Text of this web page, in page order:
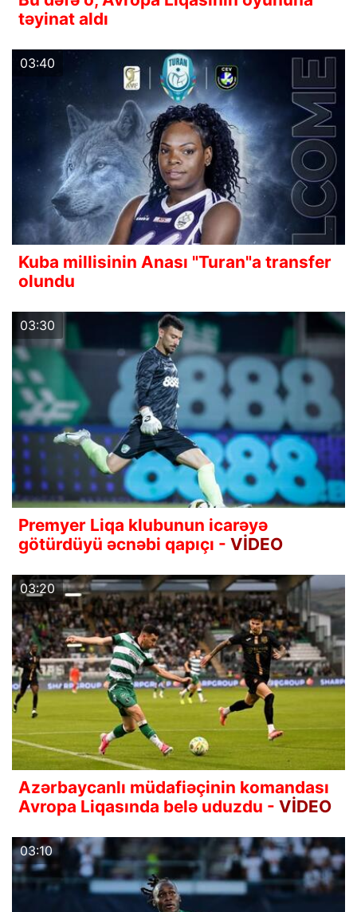
təyinat aldı
03:40
Kuba millisinin Anası "Turan"a transfer
olundu
03:30
Premyer Liqa klubunun icarəyə
götürdüyü əcnəbi qapıçı - VİDEO
03:20
Azərbaycanlı müdafiəçinin komandası
Avropa Liqasında belə uduzdu - VİDEO
03:10